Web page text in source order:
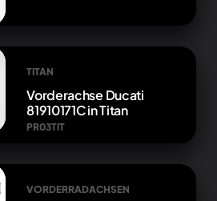
TITAN
Vorderachse Ducati
81910171C in Titan
PR03TIT
VORDERRADACHSEN